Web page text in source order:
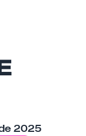
2025